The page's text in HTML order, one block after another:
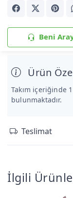
Beni
Ürün
Takım içeriğinde
bulunmaktadır.
Teslimat
İlgili